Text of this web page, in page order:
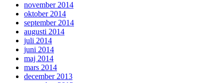
november 2014
oktober 2014
september 2014
augusti 2014
juli 2014
juni 2014
maj 2014
mars 2014
december 2013